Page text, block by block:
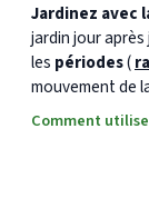
Jardinez avec
jardin jour
les périodes(
mouvement de
Comment